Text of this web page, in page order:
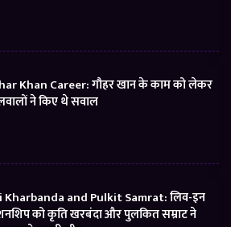
Khan Career: गौहर खान के काम को लेकर
ने किए थे सवाल
and Pulkit Samrat: लिव-इन
को कृति खरबंदा और पुलकित सम्राट ने